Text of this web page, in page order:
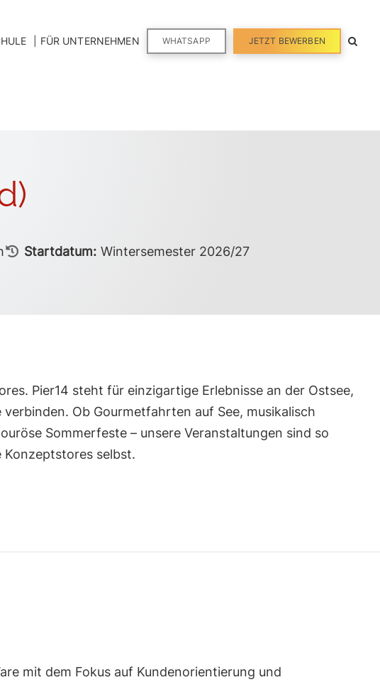
FÜR UNTERNEHMEN WHATSAPP JETZT BEWERBEN
Startdatum: Wintersemester 2026/27
Pier14 steht für einzigartige Erlebnisse an der Ostsee,
Ob Gourmetfahrten auf See, musikalisch
Sommerfeste – unsere Veranstaltungen sind so
selbst.
mit dem Fokus auf Kundenorientierung und